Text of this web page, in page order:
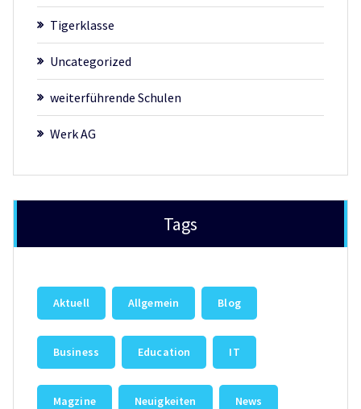
Tigerklasse
Uncategorized
weiterführende Schulen
Werk AG
Tags
Aktuell Allgemein Blog
Business Education IT
Magzine Neuigkeiten News